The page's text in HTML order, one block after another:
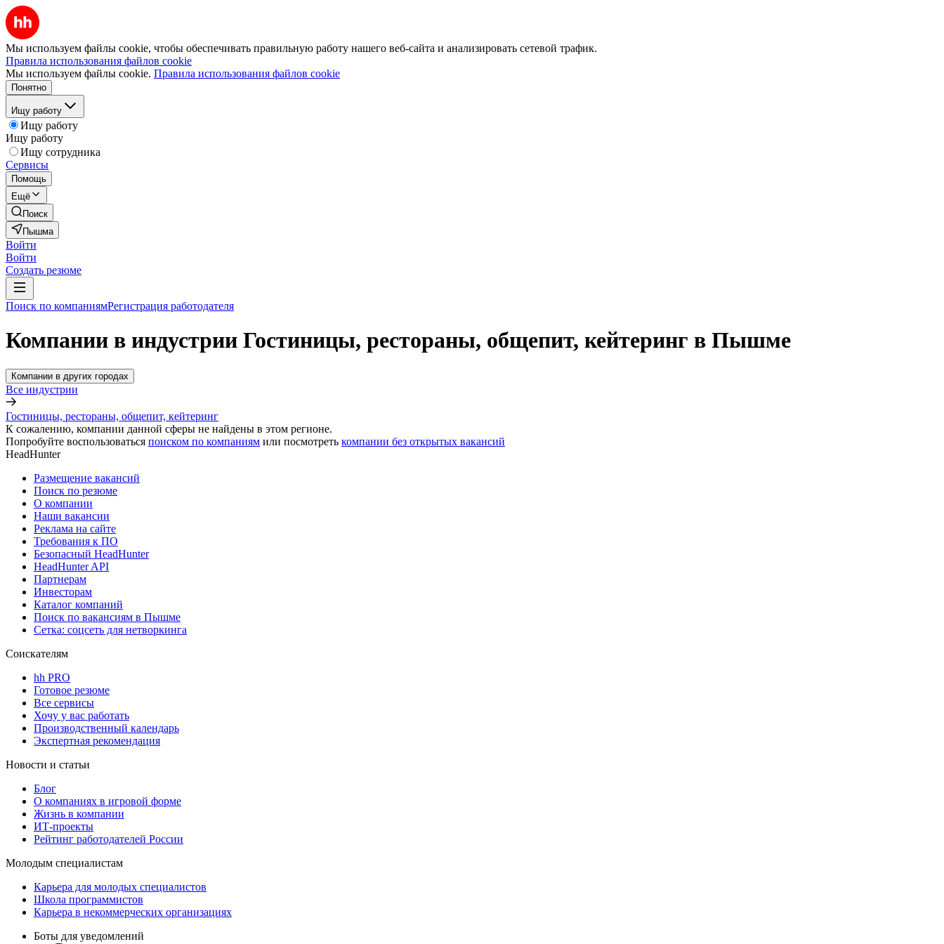
Мы используем файлы cookie, чтобы обеспечивать правильную работу нашего веб-сайта и анализировать сетевой трафик.
Правила использования файлов cookie
Мы используем файлы cookie. Правила использования файлов cookie
Понятно
Ищу работу
Ищу работу
Ищу работу
Ищу сотрудника
Сервисы
Помощь
Ещё
Поиск
Пышма
Войти
Войти
Создать резюме
Поиск по компаниямРегистрация работодателя
Компании в индустрии Гостиницы, рестораны, общепит, кейтеринг в Пышме
Компании в других городах
Все индустрии
Гостиницы, рестораны, общепит, кейтеринг
К сожалению, компании данной сферы не найдены в этом регионе.
Попробуйте воспользоваться поиском по компаниям или посмотреть компании без открытых вакансий
HeadHunter
Размещение вакансий
Поиск по резюме
О компании
Наши вакансии
Реклама на сайте
Требования к ПО
Безопасный HeadHunter
HeadHunter API
Партнерам
Инвесторам
Каталог компаний
Поиск по вакансиям в Пышме
Сетка: соцсеть для нетворкинга
Соискателям
hh PRO
Готовое резюме
Все сервисы
Хочу у вас работать
Производственный календарь
Экспертная рекомендация
Новости и статьи
Блог
О компаниях в игровой форме
Жизнь в компании
ИТ-проекты
Рейтинг работодателей России
Молодым специалистам
Карьера для молодых специалистов
Школа программистов
Карьера в некоммерческих организациях
Боты для уведомлений